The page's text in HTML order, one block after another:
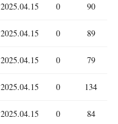
2025.04.15 0 90
2025.04.15 0 89
2025.04.15 0 79
2025.04.15 0 134
2025.04.15 0 84